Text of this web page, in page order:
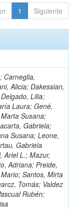
1 Siguiente
Carneglia,
Alicia; Dakessian,
Lilia;
Laura; Gené,
Susana;
Gabriela;
Susana; Leone,
Gabriela
Ariel L.; Mazur,
Adriana; Preide,
Santos, Mirta
Tomás; Valdez
Rubén;